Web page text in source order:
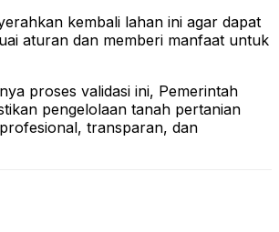
kembali lahan ini agar dapat
aturan dan memberi manfaat untuk
proses validasi ini, Pemerintah
pengelolaan tanah pertanian
transparan, dan